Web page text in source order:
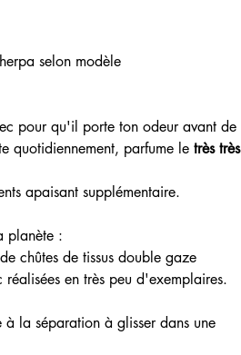
selon modèle
pour qu'il porte ton odeur avant de
quotidiennement, parfume le très très
apaisant supplémentaire.
planète :
chûtes de tissus double gaze
réalisées en très peu d'exemplaires.
à la séparation à glisser dans une